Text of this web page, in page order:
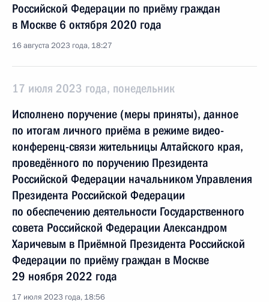
Российской Федерации по приёму граждан
в Москве 6 октября 2020 года
16 августа 2023 года, 18:27
17 июля 2023 года, понедельник
Исполнено поручение (меры приняты), данное
по итогам личного приёма в режиме видео-
конференц-связи жительницы Алтайского края,
проведённого по поручению Президента
Российской Федерации начальником Управления
Президента Российской Федерации
по обеспечению деятельности Государственного
совета Российской Федерации Александром
Харичевым в Приёмной Президента Российской
Федерации по приёму граждан в Москве
29 ноября 2022 года
17 июля 2023 года, 18:56